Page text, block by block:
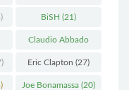
Live(34)
BiSH (21)
Claudio Abbado
(25)
Eric Clapton (27)
Joe Bonamassa (20)